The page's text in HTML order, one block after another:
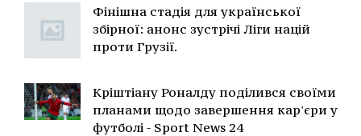
Фінішна стадія для української
збірної: анонс зустрічі Ліги націй
проти Грузії.
Кріштіану Роналду поділився своїми
планами щодо завершення кар'єри у
футболі - Sport News 24